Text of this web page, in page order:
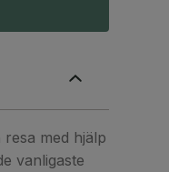
med hjälp
vanligaste